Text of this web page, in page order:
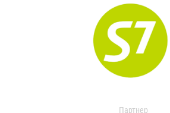
Партнер